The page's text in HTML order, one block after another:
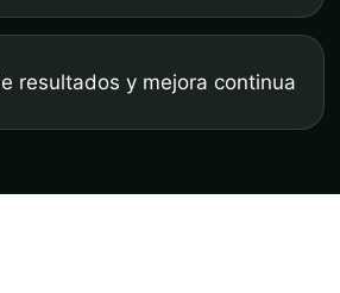
resultados y mejora continua